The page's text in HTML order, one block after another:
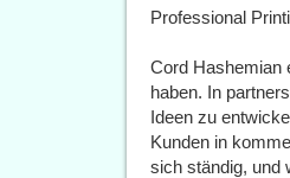
Professional
Cord Hashemian
haben. In
Ideen zu
Kunden in
sich ständig, und